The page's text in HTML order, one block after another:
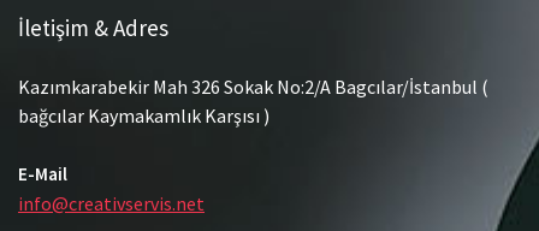
İletişim & Adres
Kazımkarabekir Mah 326 Sokak No:2/A Bagcılar/İstanbul (
bağcılar Kaymakamlık Karşısı )
E-Mail
info@creativservis.net